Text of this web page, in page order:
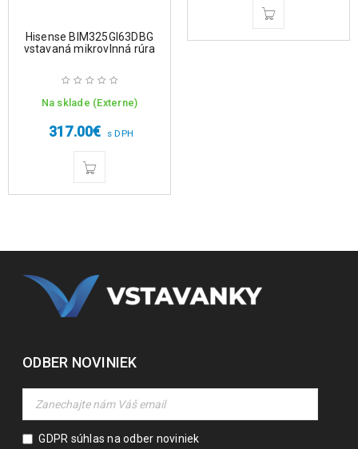
Hisense BIM325GI63DBG
vstavaná mikrovlnná rúra
Na sklade (Externe)
317.00€ s DPH
ODBER NOVINIEK
GDPR súhlas na odber noviniek